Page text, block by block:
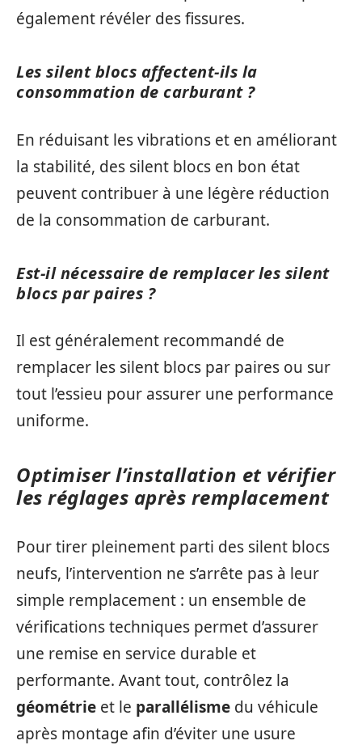
également révéler des fissures.
Les silent blocs affectent-ils la
consommation de carburant ?
En réduisant les vibrations et en améliorant
la stabilité, des silent blocs en bon état
peuvent contribuer à une légère réduction
de la consommation de carburant.
Est-il nécessaire de remplacer les silent
blocs par paires ?
Il est généralement recommandé de
remplacer les silent blocs par paires ou sur
tout l’essieu pour assurer une performance
uniforme.
Optimiser l’installation et vérifier
les réglages après remplacement
Pour tirer pleinement parti des silent blocs
neufs, l’intervention ne s’arrête pas à leur
simple remplacement : un ensemble de
vérifications techniques permet d’assurer
une remise en service durable et
performante. Avant tout, contrôlez la
géométrie et le parallélisme du véhicule
après montage afin d’éviter une usure